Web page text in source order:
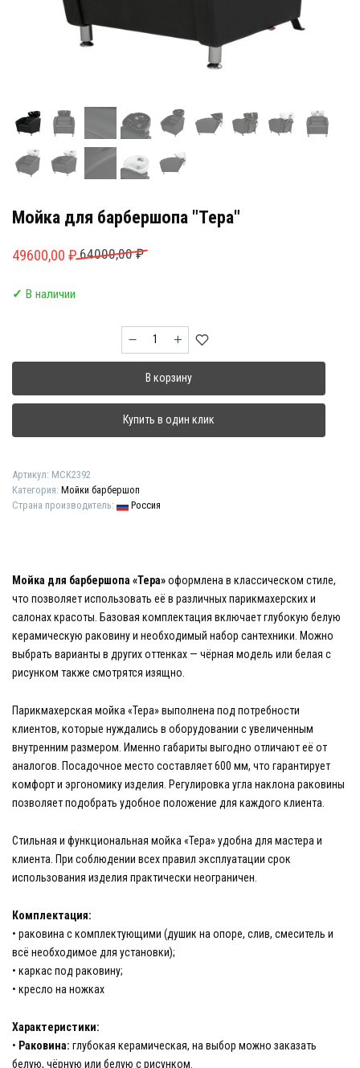
Мойка для барбершопа "Тера"
64000,00₽
Первоначальная
составляла
49600,00 ₽
Текущая
49600,00 ₽.
✓ В наличии
Количество
товара
барбершопа
"Тера"
В корзину
Купить в один клик
Артикул: МСК2392
Категория: Мойки барбершоп
Страна производитель:
Россия
Мойка для барбершопа «Тера»оформлена в классическом стиле,
что позволяет использовать её в различных парикмахерских и
салонах красоты. Базовая комплектация включает глубокую белую
керамическую раковину и необходимый набор сантехники. Можно
выбрать варианты в других оттенках — чёрная модель или белая с
рисунком также смотрятся изящно.
Парикмахерская мойка «Тера» выполнена под потребности
клиентов, которые нуждались в оборудовании с увеличенным
внутренним размером. Именно габариты выгодно отличают её от
аналогов. Посадочное место составляет 600 мм, что гарантирует
комфорт и эргономику изделия. Регулировка угла наклона раковины
позволяет подобрать удобное положение для каждого клиента.
Стильная и функциональная мойка «Тера» удобна для мастера и
клиента. При соблюдении всех правил эксплуатации срок
использования изделия практически неограничен.
Комплектация:
• раковина с комплектующими (душик на опоре, слив, смеситель и
всё необходимое для установки);
• каркас под раковину;
• кресло на ножках
Характеристики:
• Раковина: глубокая керамическая, на выбор можно заказать
белую, чёрную или белую с рисунком.